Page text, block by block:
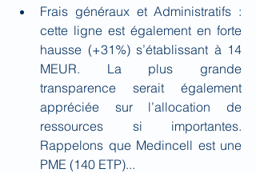
Frais généraux et Administratifs :
cette ligne est également en forte
hausse (+31%) s’établissant à 14
MEUR. La plus grande
transparence serait également
appréciée sur l’allocation de
ressources si importantes.
Rappelons que Medincell est une
PME (140 ETP)...